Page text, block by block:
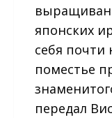
японских
себя почти
поместье
передал